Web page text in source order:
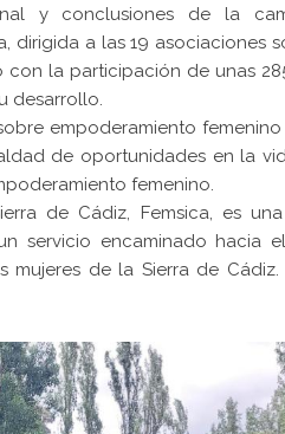
y conclusiones de la
dirigida a las 19 asociaciones
la participación de unas
desarrollo.
empoderamiento
de oportunidades en la
femenino.
de Cádiz, Femsica, es
servicio encaminado hacia
de la Sierra de